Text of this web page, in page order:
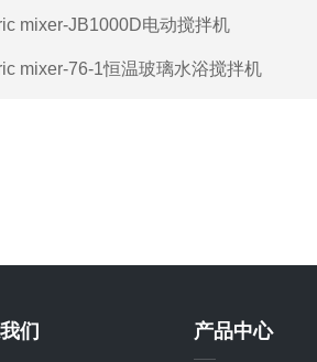
mixer-JB1000D电动搅拌机
mixer-76-1恒温玻璃水浴搅拌机
们 产品中心